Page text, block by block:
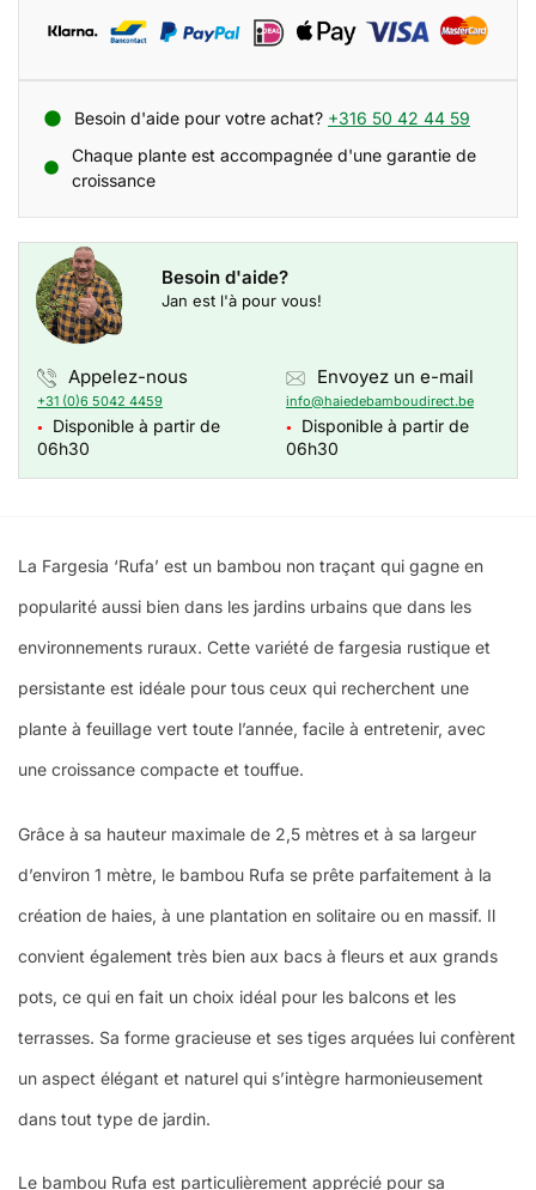
Besoin d'aide pour votre achat? +316 50 42 44 59
Chaque plante est accompagnée d'une garantie de
croissance
Besoin d'aide?
Jan est l'à pour vous!
Appelez-nous
+31 (0)6 5042 4459
●
Disponible à partir de
06h30
Envoyez un e-mail
info@haiedebamboudirect.be
●
Disponible à partir de
06h30
La Fargesia ‘Rufa’ est un bambou non traçant qui gagne en
popularité aussi bien dans les jardins urbains que dans les
environnements ruraux. Cette variété de fargesia rustique et
persistante est idéale pour tous ceux qui recherchent une
plante à feuillage vert toute l’année, facile à entretenir, avec
une croissance compacte et touffue.
Grâce à sa hauteur maximale de 2,5 mètres et à sa largeur
d’environ 1 mètre, le bambou Rufa se prête parfaitement à la
création de haies, à une plantation en solitaire ou en massif. Il
convient également très bien aux bacs à fleurs et aux grands
pots, ce qui en fait un choix idéal pour les balcons et les
terrasses. Sa forme gracieuse et ses tiges arquées lui confèrent
un aspect élégant et naturel qui s’intègre harmonieusement
dans tout type de jardin.
Le bambou Rufa est particulièrement apprécié pour sa